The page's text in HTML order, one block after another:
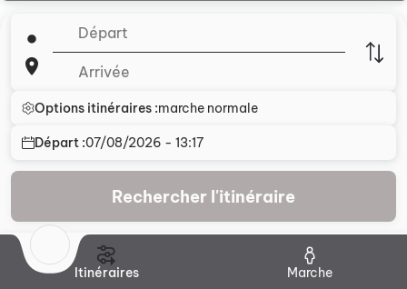
Itinéraires Marche
Options itinéraires :marche normale
Départ :07/08/2026 - 13:17
Rechercher l'itinéraire